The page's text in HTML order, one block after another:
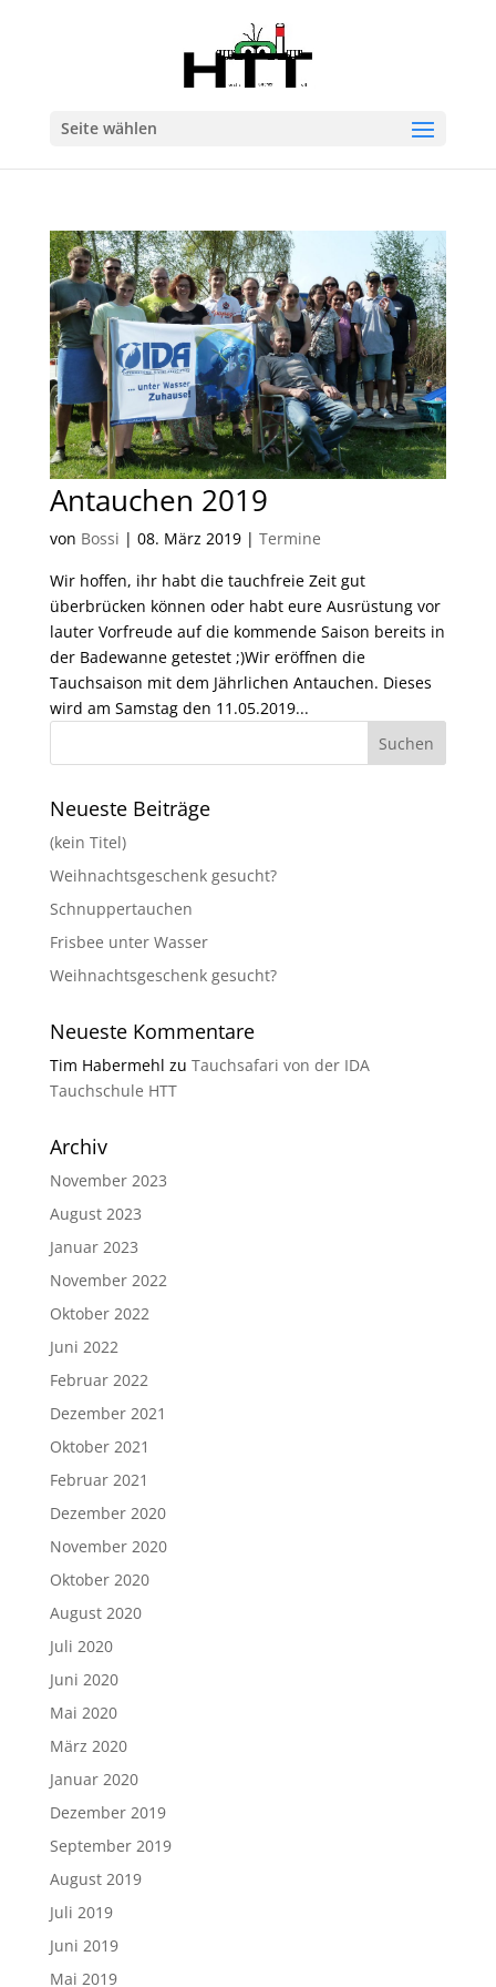
Seite wählen
Antauchen 2019
von Bossi | 08. März 2019| Termine
Wir hoffen, ihr habt die tauchfreie Zeit gut
überbrücken können oder habt eure Ausrüstung vor
lauter Vorfreude auf die kommende Saison bereits in
der Badewanne getestet ;)Wir eröffnen die
Tauchsaison mit dem Jährlichen Antauchen. Dieses
wird am Samstag den 11.05.2019...
Neueste Beiträge
(kein Titel)
Weihnachtsgeschenk gesucht?
Schnuppertauchen
Frisbee unter Wasser
Weihnachtsgeschenk gesucht?
Neueste Kommentare
Tim Habermehl zu Tauchsafari von der IDA
Tauchschule HTT
Archiv
November 2023
August 2023
Januar 2023
November 2022
Oktober 2022
Juni 2022
Februar 2022
Dezember 2021
Oktober 2021
Februar 2021
Dezember 2020
November 2020
Oktober 2020
August 2020
Juli 2020
Juni 2020
Mai 2020
März 2020
Januar 2020
Dezember 2019
September 2019
August 2019
Juli 2019
Juni 2019
Mai 2019